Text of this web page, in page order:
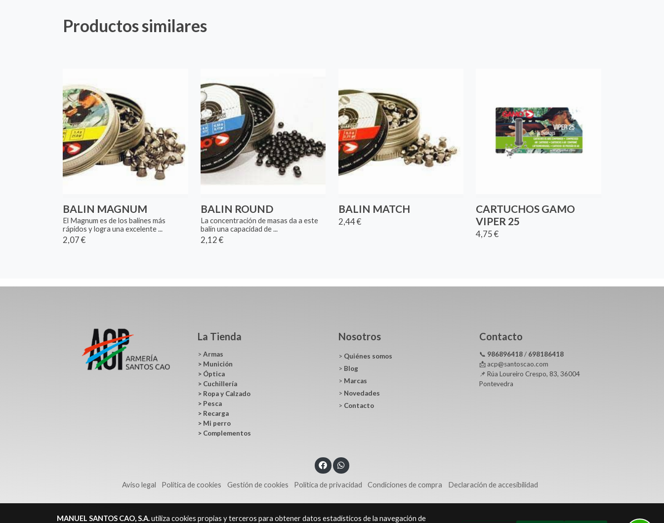
Productos similares
BALIN MAGNUM
El Magnum es de los balines más
rápidos y logra una excelente ...
2,07 €
BALIN ROUND
La concentración de masas da a este
balín una capacidad de ...
2,12 €
BALIN MATCH
2,44 €
CARTUCHOS GAMO
VIPER 25
4,75 €
La Tienda
> Armas
> Munición
> Óptica
> Cuchillería
> Ropa y Calzado
> Pesca
> Recarga
> Mi perro
> Complementos
Nosotros
> Quiénes somos
> Blog
> Marcas
> Novedades
> Contacto
Contacto
📞 986896418/ 698186418
📩 acp@santoscao.com
📌 Rúa Loureiro Crespo, 83, 36004
Pontevedra
Aviso legal Política de cookies Gestión de cookies Política de privacidad Condiciones de compra Declaración de accesibilidad
MANUEL SANTOS CAO, S.A.utiliza cookies propias y terceros para obtener datos estadísticos de la navegación de